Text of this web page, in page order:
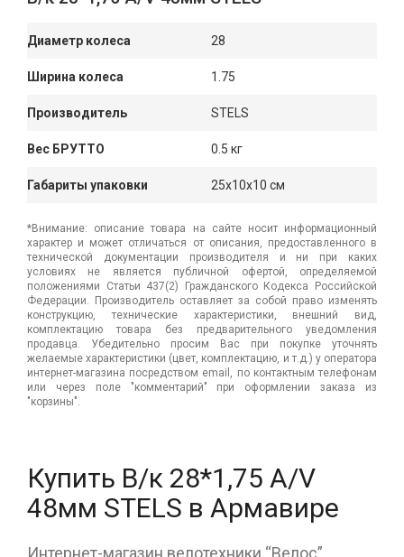
Диаметр колеса 28
Ширина колеса 1.75
Производитель STELS
Вес БРУТТО 0.5 кг
Габариты упаковки 25x10x10 см
*Внимание: описание товара на сайте носит информационный
характер и может отличаться от описания, предоставленного в
технической документации производителя и ни при каких
условиях не является публичной офертой, определяемой
положениями Статьи 437(2) Гражданского Кодекса Российской
Федерации. Производитель оставляет за собой право изменять
конструкцию, технические характеристики, внешний вид,
комплектацию товара без предварительного уведомления
продавца. Убедительно просим Вас при покупке уточнять
желаемые характеристики (цвет, комплектацию, и т.д.) у оператора
интернет-магазина посредством email, по контактным телефонам
или через поле "комментарий" при оформлении заказа из
"корзины".
Купить В/к 28*1,75 A/V
48мм STELS в Армавире
Интернет-магазин велотехники “Велос”